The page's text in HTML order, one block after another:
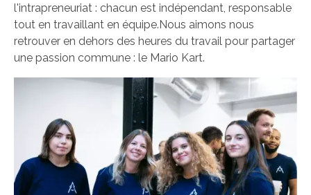
l'intrapreneuriat : chacun est indépendant, responsable
tout en travaillant en équipe.Nous aimons nous
retrouver en dehors des heures du travail pour partager
une passion commune : le Mario Kart.